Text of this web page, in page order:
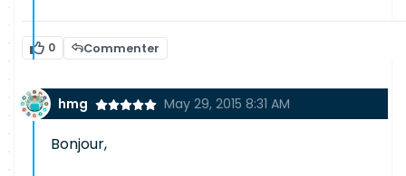
0 Commenter
hmg May 29, 2015 8:31 AM
Bonjour,